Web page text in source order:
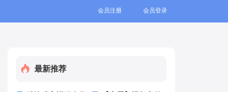
会员登录
会员注册
最新推荐